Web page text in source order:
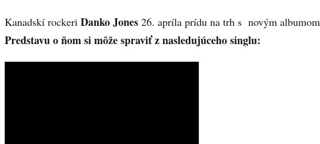
Kanadskí rockeri Danko Jones 26. apríla prídu na trh s novým albumom
Predstavu o ňom si môže spraviť z nasledujúceho singlu: